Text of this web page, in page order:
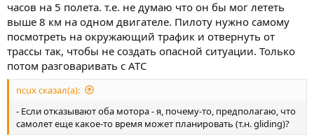
часов на 5 полета. т.е. не думаю что он бы мог лететь
выше 8 км на одном двигателе. Пилоту нужно самому
посмотреть на окружающий трафик и отвернуть от
трассы так, чтобы не создать опасной ситуации. Только
потом разговаривать с АТС
ncux сказал(а):
- Если отказывают оба мотора - я, почему-то, предполагаю, что
самолет еще какое-то время может планировать (т.н. gliding)?